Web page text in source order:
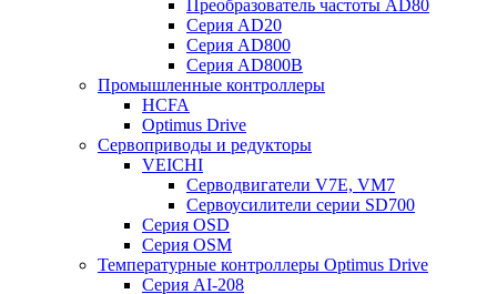
Преобразователь частоты AD80
Серия AD20
Серия AD800
Серия AD800B
Промышленные контроллеры
HCFA
Optimus Drive
Сервоприводы и редукторы
VEICHI
Серводвигатели V7E, VM7
Сервоусилители серии SD700
Серия OSD
Серия OSM
Температурные контроллеры Optimus Drive
Серия AI-208